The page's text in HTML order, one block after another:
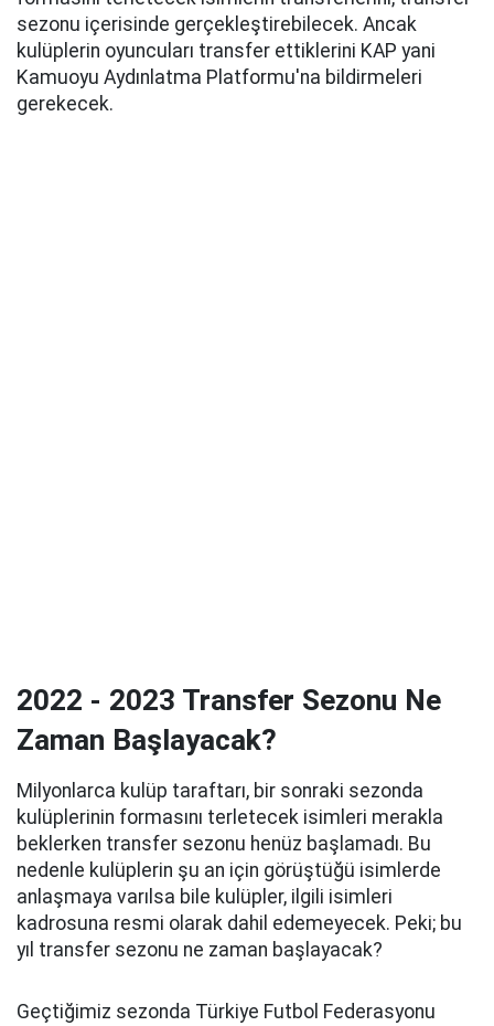
sezonu içerisinde gerçekleştirebilecek. Ancak
kulüplerin oyuncuları transfer ettiklerini KAP yani
Kamuoyu Aydınlatma Platformu'na bildirmeleri
gerekecek.
2022 - 2023 Transfer Sezonu Ne
Zaman Başlayacak?
Milyonlarca kulüp taraftarı, bir sonraki sezonda
kulüplerinin formasını terletecek isimleri merakla
beklerken transfer sezonu henüz başlamadı. Bu
nedenle kulüplerin şu an için görüştüğü isimlerde
anlaşmaya varılsa bile kulüpler, ilgili isimleri
kadrosuna resmi olarak dahil edemeyecek. Peki; bu
yıl transfer sezonu ne zaman başlayacak?
Geçtiğimiz sezonda Türkiye Futbol Federasyonu